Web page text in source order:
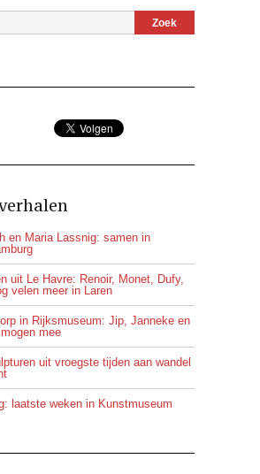
en Maria Lassnig: samen in
uit Le Havre: Renoir, Monet, Dufy,
velen meer in Laren
in Rijksmuseum: Jip, Janneke en
mee
uit vroegste tijden aan wandel
laatste weken in Kunstmuseum